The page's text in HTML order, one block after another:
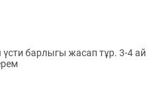
барлыгы жасап тұр. 3-4